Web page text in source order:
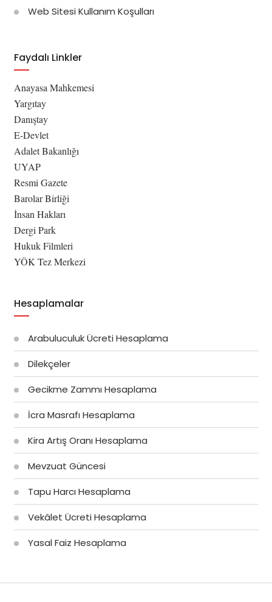
Web Sitesi Kullanım Koşulları
Faydalı Linkler
Anayasa Mahkemesi
Yargıtay
Danıştay
E-Devlet
Adalet Bakanlığı
UYAP
Resmi Gazete
Barolar Birliği
İnsan Hakları
Dergi Park
Hukuk Filmleri
YÖK Tez Merkezi
Hesaplamalar
Arabuluculuk Ücreti Hesaplama
Dilekçeler
Gecikme Zammı Hesaplama
İcra Masrafı Hesaplama
Kira Artış Oranı Hesaplama
Mevzuat Güncesi
Tapu Harcı Hesaplama
Vekâlet Ücreti Hesaplama
Yasal Faiz Hesaplama